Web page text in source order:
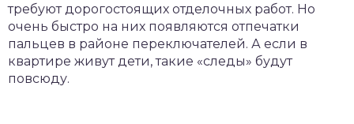
требуют дорогостоящих отделочных работ. Но
очень быстро на них появляются отпечатки
пальцев в районе переключателей. А если в
квартире живут дети, такие «следы» будут
повсюду.